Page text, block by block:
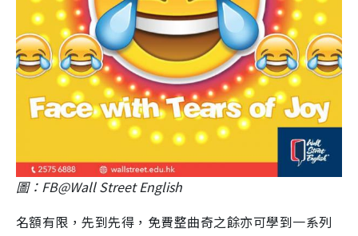
圖：FB@Wall Street English
名額有限，先到先得，免費整曲奇之餘亦可學到一系列